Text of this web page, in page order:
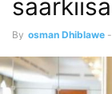
By osman Dhiblawe -